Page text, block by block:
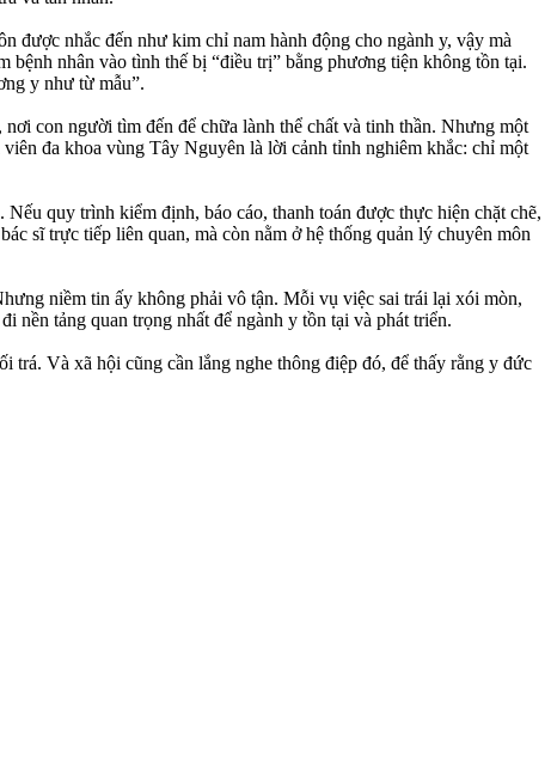
nhắc đến như kim chỉ nam hành động cho ngành y, vậy mà
nhân vào tình thế bị “điều trị” bằng phương tiện không tồn tại.
y như từ mẫu”.
con người tìm đến để chữa lành thể chất và tinh thần. Nhưng một
đa khoa vùng Tây Nguyên là lời cảnh tỉnh nghiêm khắc: chỉ một
quy trình kiểm định, báo cáo, thanh toán được thực hiện chặt chẽ,
sĩ trực tiếp liên quan, mà còn nằm ở hệ thống quản lý chuyên môn
niềm tin ấy không phải vô tận. Mỗi vụ việc sai trái lại xói mòn,
nền tảng quan trọng nhất để ngành y tồn tại và phát triển.
trá. Và xã hội cũng cần lắng nghe thông điệp đó, để thấy rằng y đức